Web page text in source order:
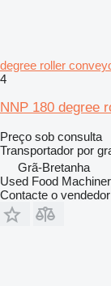
degree roller
4
NNP 180 degree
Preço sob consulta
Transportador por
Grã-Bretanha
Used Food
Contacte o vendedor